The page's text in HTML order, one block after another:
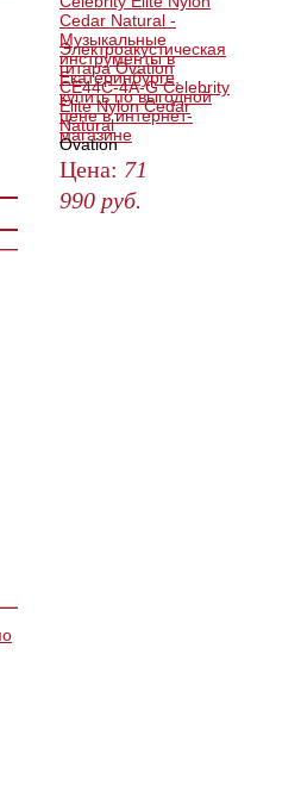
Электроакустическая
гитара Ovation
CE44C-4A-G Celebrity
Elite Nylon Cedar
Natural
Ovation
Цена: 71
990 руб.